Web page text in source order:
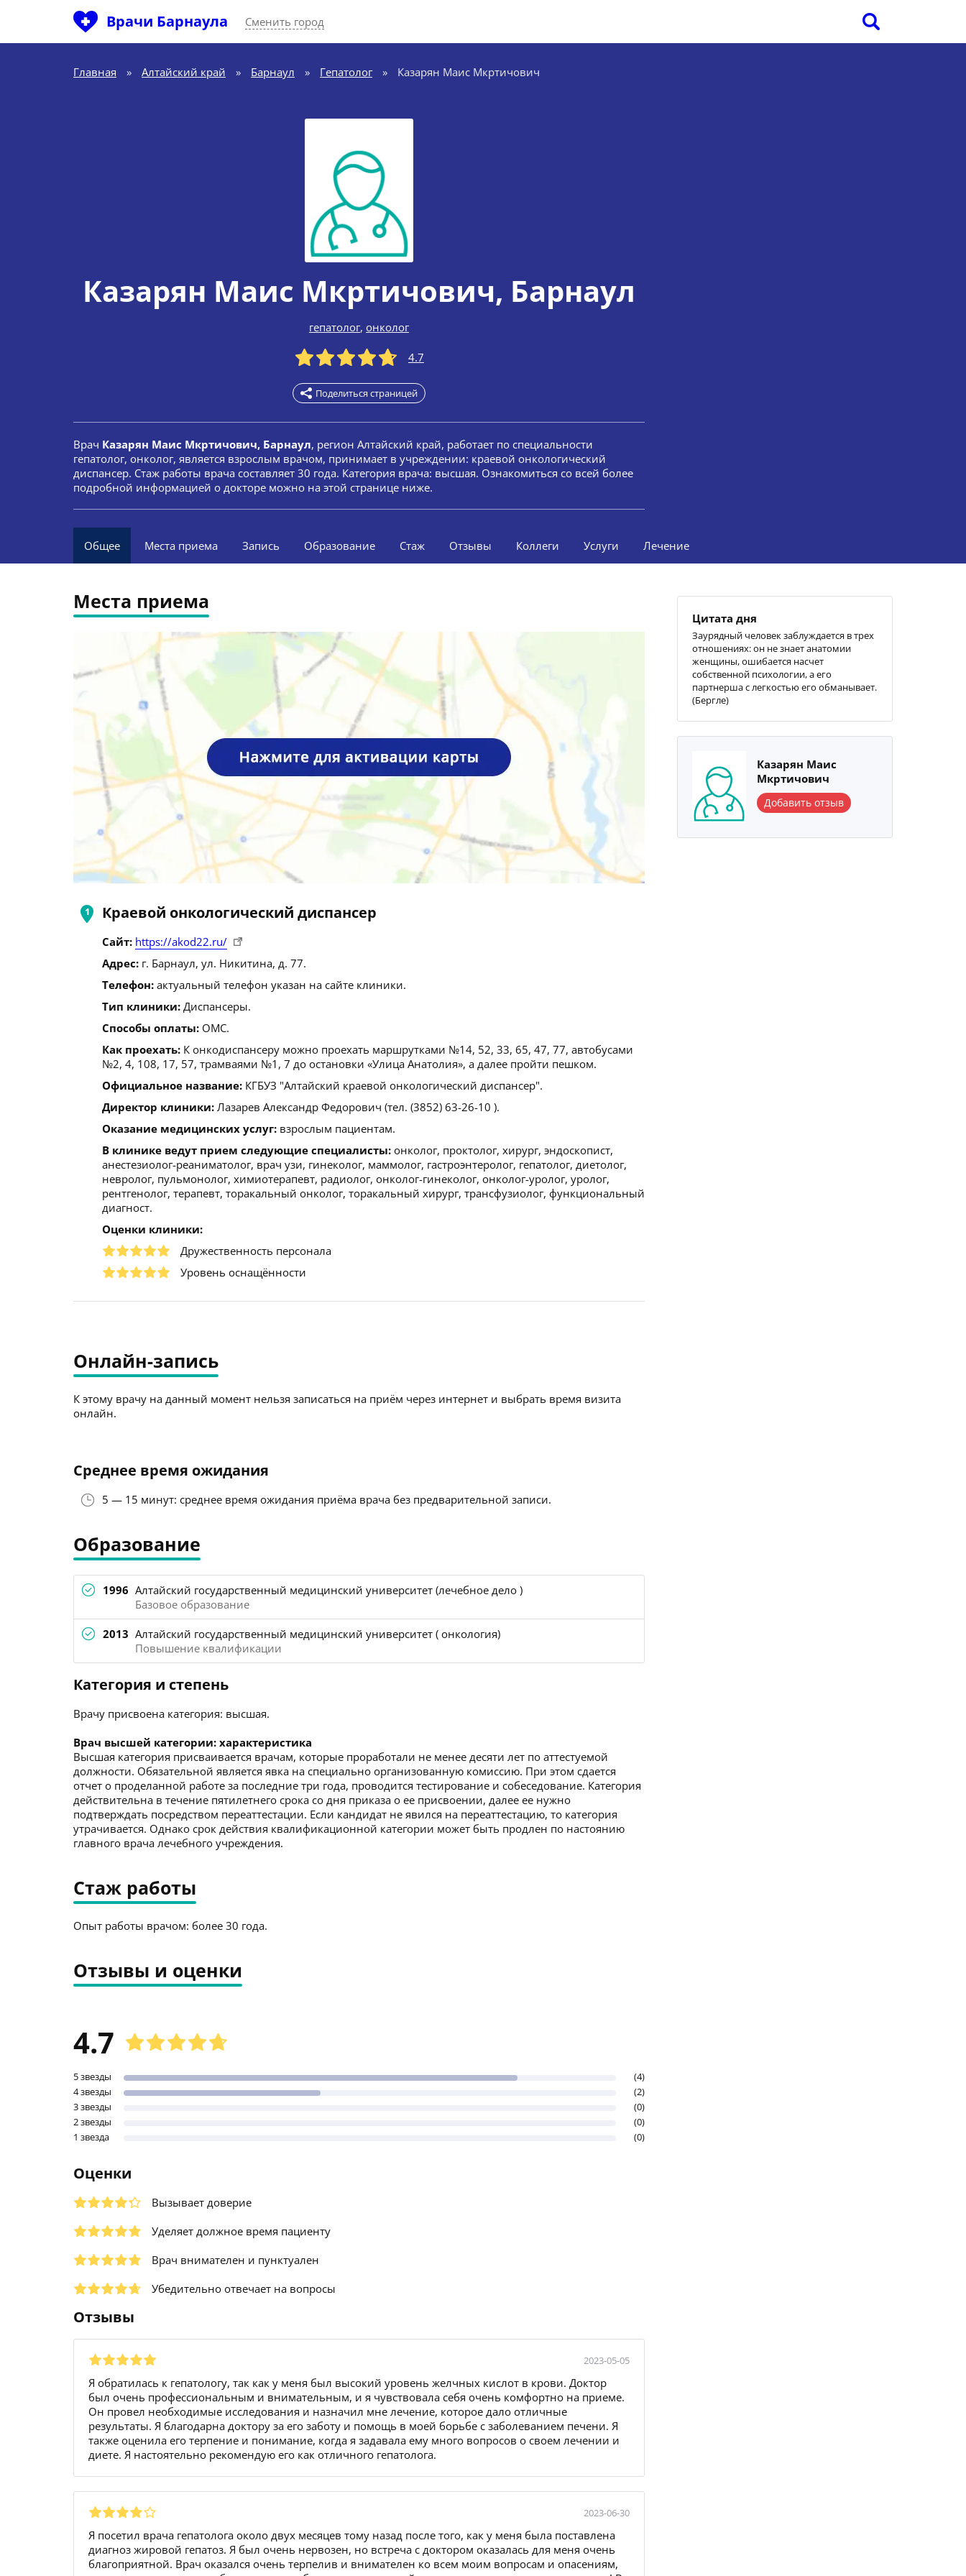
Врачи Барнаула Сменить город
Главная » Алтайский край » Барнаул » Гепатолог » Казарян Маис Мкртичович
Казарян Маис Мкртичович, Барнаул
гепатолог, онколог
4.7
Поделиться страницей
Врач Казарян Маис Мкртичович, Барнаул, регион Алтайский край, работает по специальности
гепатолог, онколог, является взрослым врачом, принимает в учреждении: краевой онкологический
диспансер. Стаж работы врача составляет 30 года. Категория врача: высшая. Ознакомиться со всей более
подробной информацией о докторе можно на этой странице ниже.
Общее Места приема Запись Образование Стаж Отзывы Коллеги Услуги Лечение
Места приема
Краевой онкологический диспансер
Сайт: https://akod22.ru/
Адрес: г. Барнаул, ул. Никитина, д. 77.
Телефон: актуальный телефон указан на сайте клиники.
Тип клиники: Диспансеры.
Способы оплаты: ОМС.
Как проехать: К онкодиспансеру можно проехать маршрутками №14, 52, 33, 65, 47, 77, автобусами
№2, 4, 108, 17, 57, трамваями №1, 7 до остановки «Улица Анатолия», а далее пройти пешком.
Официальное название: КГБУЗ "Алтайский краевой онкологический диспансер".
Директор клиники: Лазарев Александр Федорович (тел. (3852) 63-26-10 ).
Оказание медицинских услуг: взрослым пациентам.
В клинике ведут прием следующие специалисты: онколог, проктолог, хирург, эндоскопист,
анестезиолог-реаниматолог, врач узи, гинеколог, маммолог, гастроэнтеролог, гепатолог, диетолог,
невролог, пульмонолог, химиотерапевт, радиолог, онколог-гинеколог, онколог-уролог, уролог,
рентгенолог, терапевт, торакальный онколог, торакальный хирург, трансфузиолог, функциональный
диагност.
Оценки клиники:
Дружественность персонала
Уровень оснащённости
Онлайн-запись
К этому врачу на данный момент нельзя записаться на приём через интернет и выбрать время визита
онлайн.
Среднее время ожидания
5 — 15 минут: среднее время ожидания приёма врача без предварительной записи.
Образование
1996 Алтайский государственный медицинский университет (лечебное дело )
Базовое образование
2013 Алтайский государственный медицинский университет ( онкология)
Повышение квалификации
Категория и степень
Врачу присвоена категория: высшая.
Врач высшей категории: характеристика
Высшая категория присваивается врачам, которые проработали не менее десяти лет по аттестуемой
должности. Обязательной является явка на специально организованную комиссию. При этом сдается
отчет о проделанной работе за последние три года, проводится тестирование и собеседование. Категория
действительна в течение пятилетнего срока со дня приказа о ее присвоении, далее ее нужно
подтверждать посредством переаттестации. Если кандидат не явился на переаттестацию, то категория
утрачивается. Однако срок действия квалификационной категории может быть продлен по настоянию
главного врача лечебного учреждения.
Стаж работы
Опыт работы врачом: более 30 года.
Отзывы и оценки
4.7
5 звезды
(4)
4 звезды
(2)
3 звезды
(0)
2 звезды
(0)
1 звезда
(0)
Оценки
Вызывает доверие
Уделяет должное время пациенту
Врач внимателен и пунктуален
Убедительно отвечает на вопросы
Отзывы
2023-05-05
Я обратилась к гепатологу, так как у меня был высокий уровень желчных кислот в крови. Доктор
был очень профессиональным и внимательным, и я чувствовала себя очень комфортно на приеме.
Он провел необходимые исследования и назначил мне лечение, которое дало отличные
результаты. Я благодарна доктору за его заботу и помощь в моей борьбе с заболеванием печени. Я
также оценила его терпение и понимание, когда я задавала ему много вопросов о своем лечении и
диете. Я настоятельно рекомендую его как отличного гепатолога.
2023-06-30
Я посетил врача гепатолога около двух месяцев тому назад после того, как у меня была поставлена
диагноз жировой гепатоз. Я был очень нервозен, но встреча с доктором оказалась для меня очень
благоприятной. Врач оказался очень терпелив и внимателен ко всем моим вопросам и опасениям,
Цитата дня
Заурядный человек заблуждается в трех
отношениях: он не знает анатомии
женщины, ошибается насчет
собственной психологии, а его
партнерша с легкостью его обманывает.
(Бергле)
Казарян Маис
Мкртичович
Добавить отзыв